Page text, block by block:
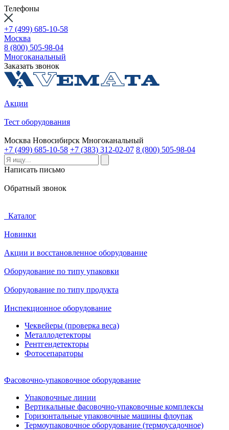
Телефоны
+7 (499) 685-10-58
Москва
8 (800) 505-98-04
Многоканальный
Заказать звонок
Акции
Тест оборудования
Москва Новосибирск Многоканальный
+7 (499) 685-10-58 +7 (383) 312-02-07 8 (800) 505-98-04
Написать письмо
Обратный звонок
Каталог
Новинки
Акции и восстановленное оборудование
Оборудование по типу упаковки
Оборудование по типу продукта
Инспекционное оборудование
Чеквейеры (проверка веса)
Металлодетекторы
Рентгендетекторы
Фотосепараторы
Фасовочно-упаковочное оборудование
Упаковочные линии
Вертикальные фасовочно-упаковочные комплексы
Горизонтальные упаковочные машины флоупак
Термоупаковочное оборудование (термоусадочное)